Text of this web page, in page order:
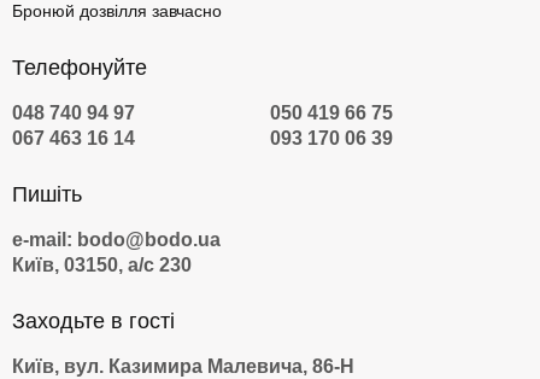
Бронюй дозвілля завчасно
Телефонуйте
048 740 94 97
050 419 66 75
067 463 16 14
093 170 06 39
Пишіть
e-mail: bodo@bodo.ua
Київ, 03150, а/с 230
Заходьте в гості
Київ, вул. Казимира Малевича, 86-Н